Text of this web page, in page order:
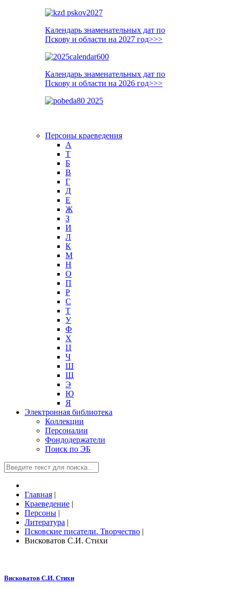
Календарь знаменательных дат по
Пскову и области на 2027 год>>>
Календарь знаменательных дат по
Пскову и области на 2026 год>>>
Персоны краеведения
А
T
Б
В
Г
Д
Е
Ж
З
И
Л
К
М
Н
О
П
Р
С
Т
У
Ф
Х
Ц
Ч
Ш
Щ
Э
Ю
Я
Электронная библиотека
Коллекции
Персоналии
Фондодержатели
Поиск по ЭБ
Главная |
Краеведение |
Персоны |
Литература |
Псковские писатели. Творчество |
Висковатов С.И. Стихи
Висковатов С.И. Стихи